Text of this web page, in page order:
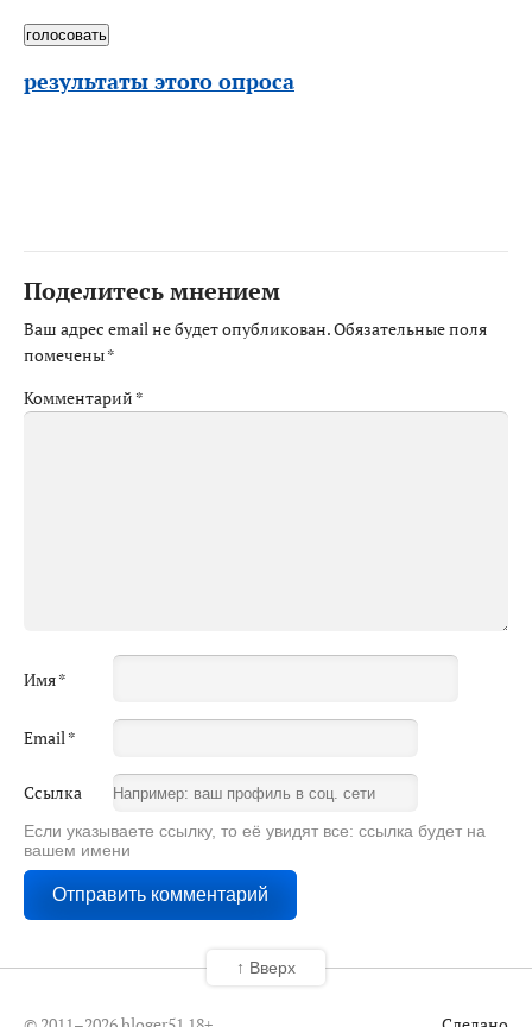
результаты этого опроса
Поделитесь мнением
Ваш адрес email не будет опубликован.Обязательные поля
помечены*
Комментарий *
Имя*
Email*
Ссылка
Если указываете ссылку, то её увидят все: ссылка будет на
вашем имени
↑ Вверх